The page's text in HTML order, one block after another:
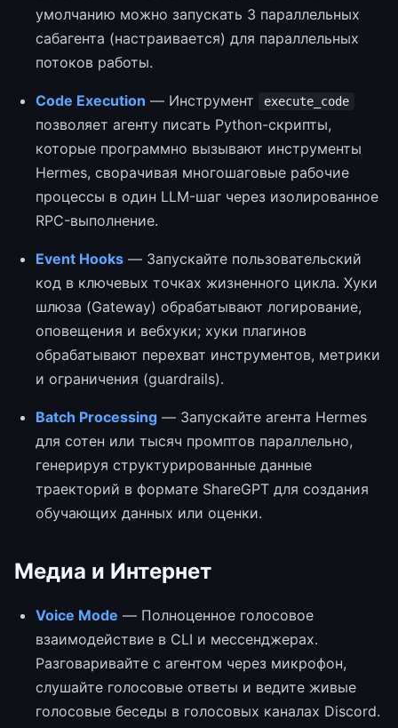
умолчанию можно запускать 3 параллельных
сабагента (настраивается) для параллельных
потоков работы.
Code Execution — Инструмент execute_code
позволяет агенту писать Python-скрипты,
которые программно вызывают инструменты
Hermes, сворачивая многошаговые рабочие
процессы в один LLM-шаг через изолированное
RPC-выполнение.
Event Hooks — Запускайте пользовательский
код в ключевых точках жизненного цикла. Хуки
шлюза (Gateway) обрабатывают логирование,
оповещения и вебхуки; хуки плагинов
обрабатывают перехват инструментов, метрики
и ограничения (guardrails).
Batch Processing — Запускайте агента Hermes
для сотен или тысяч промптов параллельно,
генерируя структурированные данные
траекторий в формате ShareGPT для создания
обучающих данных или оценки.
Медиа и Интернет
Voice Mode — Полноценное голосовое
взаимодействие в CLI и мессенджерах.
Разговаривайте с агентом через микрофон,
слушайте голосовые ответы и ведите живые
голосовые беседы в голосовых каналах Discord.